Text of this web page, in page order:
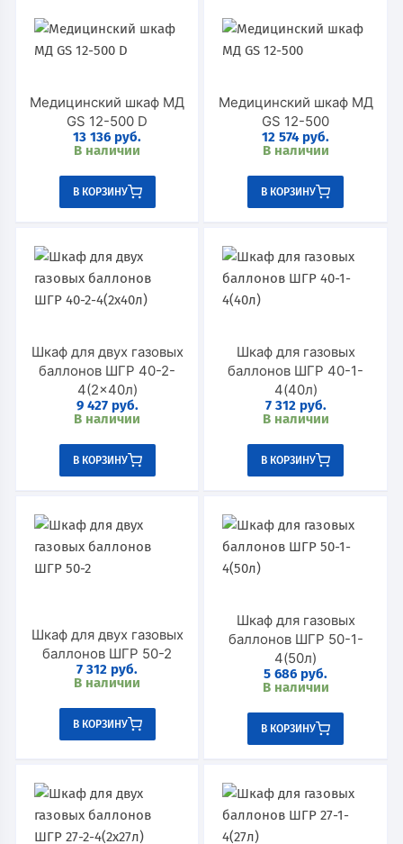
Медицинский шкаф МД
GS 12-500 D
13 136 руб.
В наличии
В КОРЗИНУ
Медицинский шкаф МД
GS 12-500
12 574 руб.
В наличии
В КОРЗИНУ
Шкаф для двух газовых
баллонов ШГР 40-2-
4(2×40л)
9 427 руб.
В наличии
В КОРЗИНУ
Шкаф для газовых
баллонов ШГР 40-1-
4(40л)
7 312 руб.
В наличии
В КОРЗИНУ
Шкаф для двух газовых
баллонов ШГР 50-2
7 312 руб.
В наличии
В КОРЗИНУ
Шкаф для газовых
баллонов ШГР 50-1-
4(50л)
5 686 руб.
В наличии
В КОРЗИНУ